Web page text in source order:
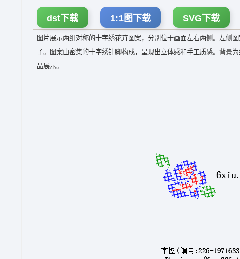
dst下载 1:1图下载 SVG下载
图片展示两组对称的十字绣花卉图案，分别位于画面左右两侧。左侧
子。图案由密集的十字绣针脚构成，呈现出立体感和手工质感。背景
品展示。